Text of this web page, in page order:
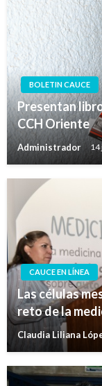
BOLETIN CAUCE
Presentan
CCH Oriente
Administrador 14
CAUCE EN LÍNEA
Las células
reto de la
Claudia Liliana